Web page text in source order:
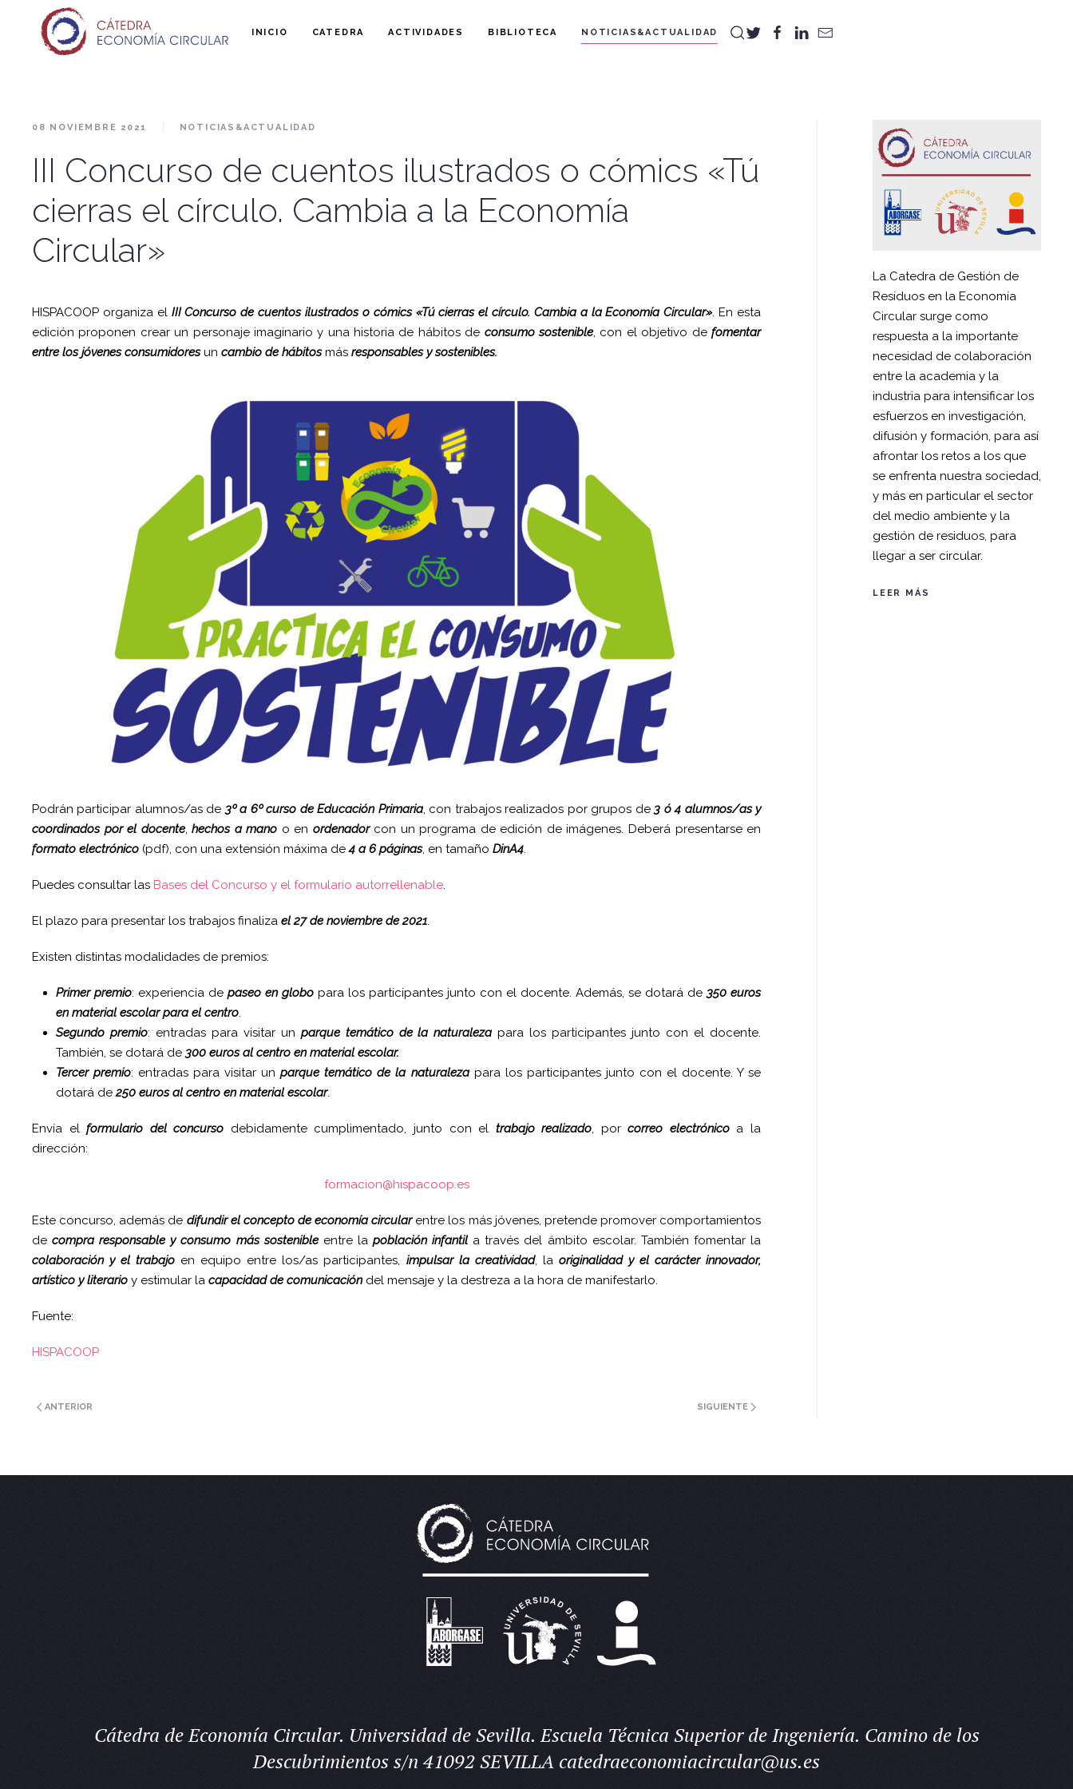
INICIO CATEDRA ACTIVIDADES BIBLIOTECA NOTICIAS&ACTUALIDAD
08 NOVIEMBRE 2021 NOTICIAS&ACTUALIDAD
III Concurso de cuentos ilustrados o cómics «Tú
cierras el círculo. Cambia a la Economía
Circular»
HISPACOOP organiza el III Concurso de cuentos ilustrados o cómics «Tú cierras el círculo. Cambia a la Economía Circular». En esta
edición proponen crear un personaje imaginario y una historia de hábitos de consumo sostenible, con el objetivo defomentar
entre los jóvenes consumidoresun cambio de hábitosmás responsables y sostenibles.
Podrán participar alumnos/as de3º a 6º curso de Educación Primaria, con trabajos realizados por grupos de3 ó 4 alumnos/as y
coordinados por el docente,hechos a mano o en ordenadorcon un programa de edición de imágenes. Deberá presentarse en
formato electrónico (pdf), con una extensión máxima de4 a 6 páginas, en tamaño DinA4.
Puedes consultar las Bases del Concurso y el formulario autorrellenable.
El plazo para presentar los trabajos finaliza el 27 de noviembre de 2021.
Existen distintas modalidades de premios:
Primer premio: experiencia de paseo en globo para los participantes junto con el docente. Además, se dotará de350 euros
en material escolar para el centro.
Segundo premio: entradas para visitar un parque temático de la naturalezapara los participantes junto con el docente.
También, se dotará de300 euros al centro en material escolar.
Tercer premio: entradas para visitar unparque temático de la naturalezapara los participantes junto con el docente. Y se
dotará de250 euros al centro en material escolar.
Envía elformulario del concurso debidamente cumplimentado, junto con el trabajo realizado, porcorreo electrónicoa la
dirección:
formacion@hispacoop.es
Este concurso, además de difundir el concepto de economía circular entre los más jóvenes, pretende promover comportamientos
decompra responsable y consumo más sostenibleentre lapoblación infantila través del ámbito escolar. También fomentar la
colaboración y el trabajo en equipo entre los/as participantes, impulsar la creatividad, la originalidad y el carácter innovador,
artístico y literario y estimular la capacidad de comunicacióndel mensaje y la destreza a la hora de manifestarlo.
Fuente:
HISPACOOP
ANTERIOR SIGUIENTE
La Catedra de Gestión de
Residuos en la Economía
Circular surge como
respuesta a la importante
necesidad de colaboración
entre la academia y la
industria para intensificar los
esfuerzos en investigación,
difusión y formación, para así
afrontar los retos a los que
se enfrenta nuestra sociedad,
y más en particular el sector
del medio ambiente y la
gestión de residuos, para
llegar a ser circular.
LEER MÁS
Cátedra de Economía Circular. Universidad de Sevilla. Escuela Técnica Superior de Ingeniería. Camino de los
Descubrimientos s/n 41092 SEVILLA catedraeconomiacircular@us.es